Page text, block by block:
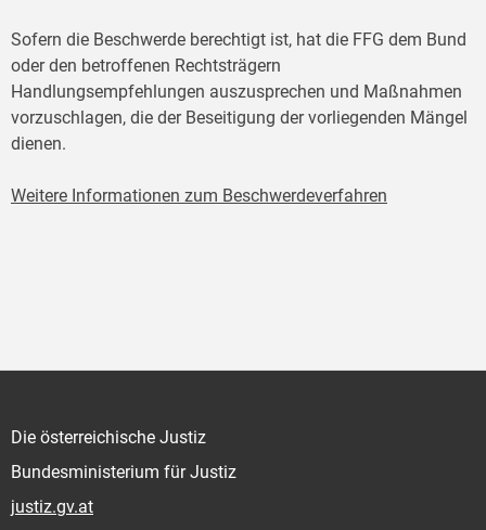
Sofern die Beschwerde berechtigt ist, hat die FFG dem Bund
oder den betroffenen Rechtsträgern
Handlungsempfehlungen auszusprechen und Maßnahmen
vorzuschlagen, die der Beseitigung der vorliegenden Mängel
dienen.
Weitere Informationen zum Beschwerdeverfahren
Die österreichische Justiz
Bundesministerium für Justiz
justiz.gv.at